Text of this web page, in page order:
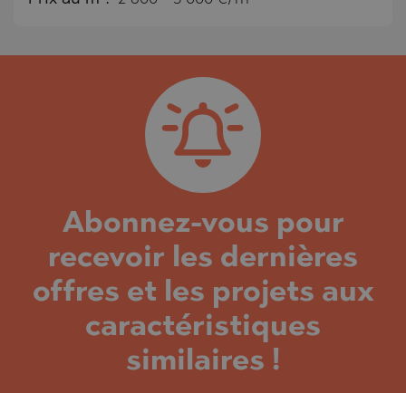
Abonnez-vous pour
recevoir les dernières
offres et les projets aux
caractéristiques
similaires !